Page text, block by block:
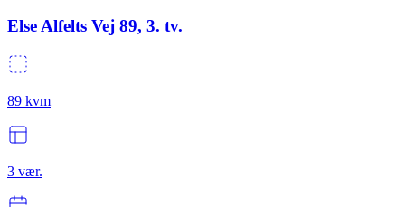
Else Alfelts Vej 89, 3. tv.
89 kvm
3 vær.